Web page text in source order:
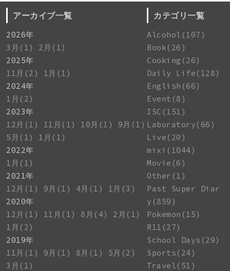
アーカイブ一覧
2026年
3月(1)
2月(1)
2025年
11月(2)
1月(1)
2024年
1月(2)
2023年
12月(1)
11月(1) 10月(1)
9月(1)
5月(1)
1月(1)
2022年
1月(1)
2021年
12月(1)
9月(1) 4月(1)
1月(3)
2020年
12月(1)
11月(1) 8月(4)
2月(1)
1月(2)
2019年
11月(1)
9月(1) 8月(1)
5月(2)
3月(1)
カテゴリ一覧
Alcohol(107)
Book(26)
Cooking(26)
Daily Life(128)
English(66)
Event(8)
ISC(151)
Laboratory(66)
Live(20)
mixi(1044)
Movie(6)
Other(1)
Past Super Diar
y(859)
Pokemon(15)
R11(27)
School Days(29)
Sports(24)
Travel(51)